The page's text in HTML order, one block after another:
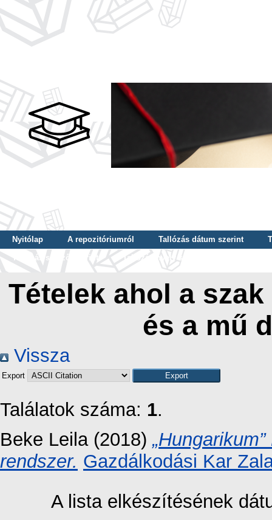
Nyitólap A repozitóriumról Tallózás dátum szerint
Tallózás szerző szerint
Tallózás nyelv szerint
Tételek ahol a
és a mű
Vissza
Export
Találatok száma: 1.
Beke Leila (2018)
rendszer. Gazdálkodási Kar
A lista elkészítésének